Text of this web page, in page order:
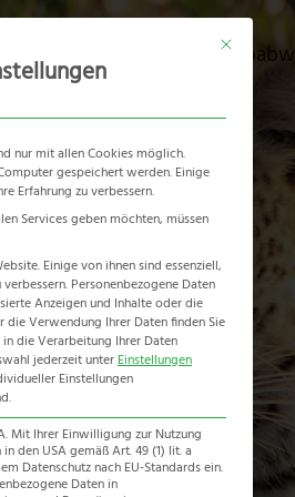
Route
Mit diesem
nur mit allen Cookies möglich.
gespeichert werden. Einige
Erfahrung zu verbessern.
Services geben möchten, müssen
Einige von ihnen sind essenziell,
Personenbezogene Daten
Anzeigen und Inhalte oder die
Verwendung Ihrer Daten finden Sie
die Verarbeitung Ihrer Daten
jederzeit unterEinstellungen
Einstellungen
Mit Ihrer Einwilligung zur Nutzung
den USA gemäß Art. 49 (1) lit. a
Datenschutz nach EU-Standards ein.
Daten in